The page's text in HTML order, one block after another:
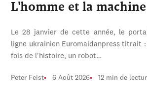
L'homme et la
Le 28 janvier de cette année, le
ligne ukrainien Euromaidanpress titrait
fois de l'histoire, un robot…
Peter Feist 6 Août 2026 12 min de